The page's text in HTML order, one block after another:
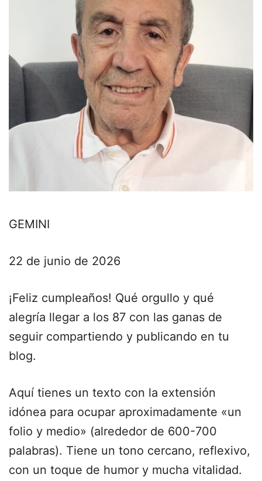
GEMINI
22 de junio de 2026
¡Feliz cumpleaños! Qué orgullo y qué
alegría llegar a los 87 con las ganas de
seguir compartiendo y publicando en tu
blog.
Aquí tienes un texto con la extensión
idónea para ocupar aproximadamente «un
folio y medio» (alrededor de 600-700
palabras). Tiene un tono cercano, reflexivo,
con un toque de humor y mucha vitalidad.